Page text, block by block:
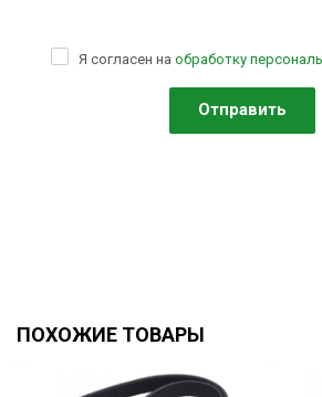
Я согласен на обработку
ПОХОЖИЕ ТОВАРЫ